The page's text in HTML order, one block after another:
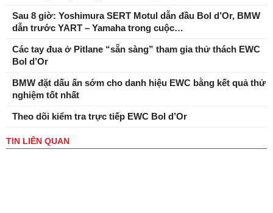
Sau 8 giờ: Yoshimura SERT Motul dẫn đầu Bol d’Or, BMW
dẫn trước YART – Yamaha trong cuộc…
Các tay đua ở Pitlane “sẵn sàng” tham gia thử thách EWC
Bol d’Or
BMW đặt dấu ấn sớm cho danh hiệu EWC bằng kết quả thử
nghiệm tốt nhất
Theo dõi kiểm tra trực tiếp EWC Bol d’Or
TIN LIÊN QUAN